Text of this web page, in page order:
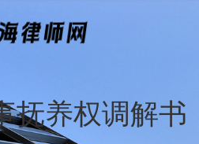
抚养权调解书